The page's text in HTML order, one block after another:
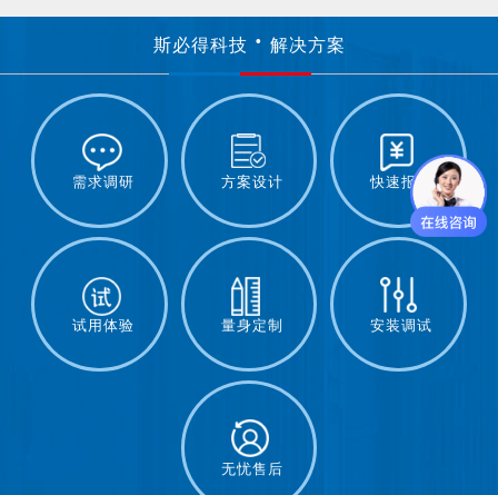
斯必得科技 解决方案
需求调研 方案设计 快速报价
试用体验 量身定制 安装调试
无忧售后